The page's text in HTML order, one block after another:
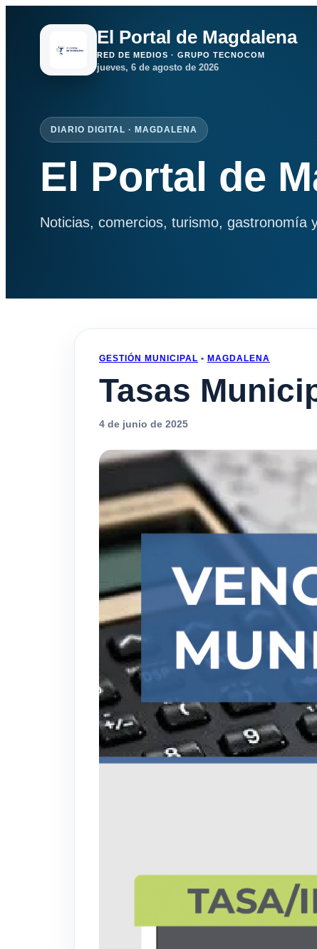
El Portal de Magdalena
RED DE MEDIOS · GRUPO TECNOCOM
jueves, 6 de agosto de 2026
DIARIO DIGITAL · MAGDALENA
El Portal de
Noticias, comercios, turismo, gastronomía
GESTIÓN MUNICIPAL • MAGDALENA
Tasas
4 de junio de 2025